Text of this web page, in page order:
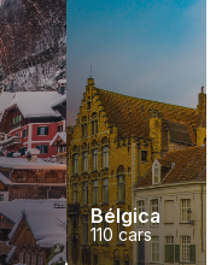
Bélgica
110 cars